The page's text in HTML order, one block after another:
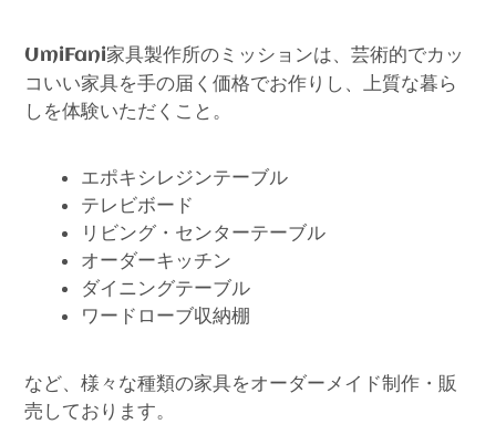
UmiFani家具製作所のミッションは、芸術的でカッ
コいい家具を手の届く価格でお作りし、上質な暮ら
しを体験いただくこと。
エポキシレジンテーブル
テレビボード
リビング・センターテーブル
オーダーキッチン
ダイニングテーブル
ワードローブ収納棚
など、様々な種類の家具をオーダーメイド制作・販
売しております。